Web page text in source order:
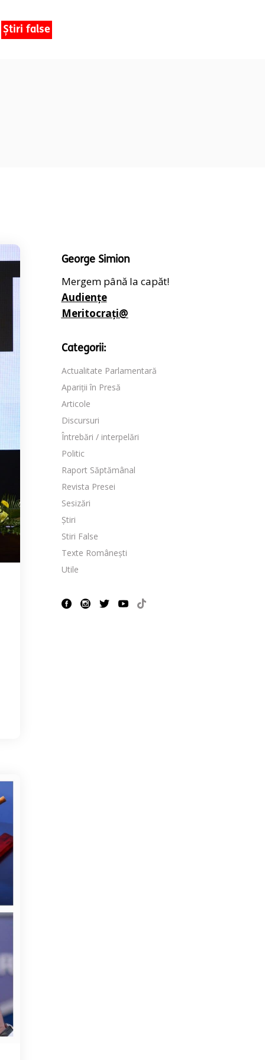
Știri false
George Simion
Mergem până la capăt!
Audiențe
Meritocrați@
Categorii:
Actualitate Parlamentară
Apariții în Presă
Articole
Discursuri
Întrebări / interpelări
Politic
Raport Săptămânal
Revista Presei
Sesizări
Știri
Stiri False
Texte Românești
Utile